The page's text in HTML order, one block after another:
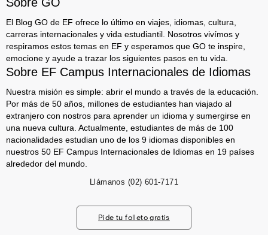
El Blog GO de EF ofrece lo último en viajes, idiomas, cultura,
carreras internacionales y vida estudiantil. Nosotros vivímos y
respiramos estos temas en EF y esperamos que GO te inspire,
emocione y ayude a trazar los siguientes pasos en tu vida.
Sobre EF Campus Internacionales de Idiomas
Nuestra misión es simple: abrir el mundo a través de la educación.
Por más de 50 años, millones de estudiantes han viajado al
extranjero con nostros para aprender un idioma y sumergirse en
una nueva cultura. Actualmente, estudiantes de más de 100
nacionalidades estudian uno de los 9 idiomas disponibles en
nuestros 50 EF Campus Internacionales de Idiomas en 19 países
alrededor del mundo.
Llámanos (02) 601-7171
Pide tu folleto gratis